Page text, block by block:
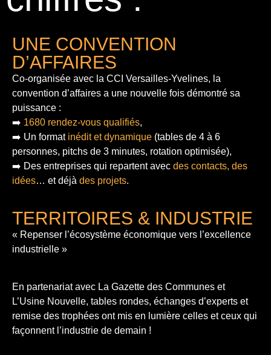
UNE CONVENTION
D’AFFAIRES
Co-organisée avec la CCI Versailles-Yvelines, la
convention d’affaires a une nouvelle fois démontré sa
puissance :
➡️ 1680 rendez-vous qualifiés,
➡️ Un format inédit et dynamique (tables de 4 à 6
personnes, pitchs de 3 minutes, rotation optimisée),
➡️ Des entreprises qui repartent avec des contacts, des
idées… et déjà des projets.
TERRITOIRES & INDUSTRIE
« Repenser l’écosystème économique vers l’excellence
industrielle »
En partenariat avec La Gazette des Communes et
L’Usine Nouvelle, tables rondes, échanges d’experts et
remise des trophées ont mis en lumière celles et ceux qui
façonnent l’industrie de demain !